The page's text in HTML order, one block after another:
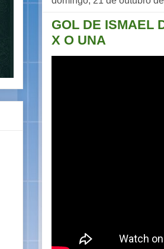
GOL DE ISMAEL
X O UNA